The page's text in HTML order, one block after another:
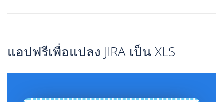
แอปฟรีเพื่อแปลง JIRA เป็น XLS